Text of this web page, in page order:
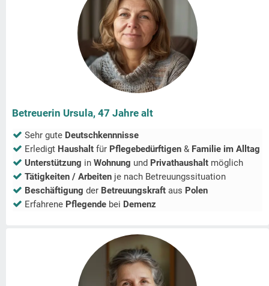
Betreuerin Ursula, 47 Jahre alt
Sehr gute Deutschkennnisse
Erledigt Haushalt für Pflegebedürftigen & Familie im Alltag
Unterstützung in Wohnung und Privathaushalt möglich
Tätigkeiten / Arbeiten je nach Betreuungssituation
Beschäftigung der Betreuungskraft aus Polen
Erfahrene Pflegende bei Demenz